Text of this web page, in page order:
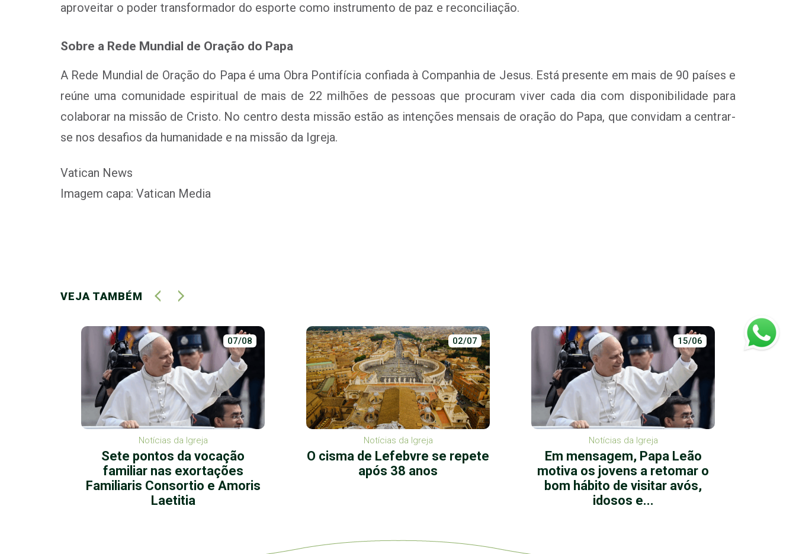
aproveitar o poder transformador do esporte como instrumento de paz e reconciliação.
Sobre a Rede Mundial de Oração do Papa
A Rede Mundial de Oração do Papa é uma Obra Pontifícia confiada à Companhia de Jesus. Está presente em mais de 90 países e
reúne uma comunidade espiritual de mais de 22 milhões de pessoas que procuram viver cada dia com disponibilidade para
colaborar na missão de Cristo. No centro desta missão estão as intenções mensais de oração do Papa, que convidam a centrar-
se nos desafios da humanidade e na missão da Igreja.
Vatican News
Imagem capa: Vatican Media
VEJA TAMBÉM
07/08
Notícias da Igreja
Sete pontos da vocação
familiar nas exortações
Familiaris Consortio e Amoris
Laetitia
02/07
Notícias da Igreja
O cisma de Lefebvre se repete
após 38 anos
15/06
Notícias da Igreja
Em mensagem, Papa Leão
motiva os jovens a retomar o
bom hábito de visitar avós,
idosos e...